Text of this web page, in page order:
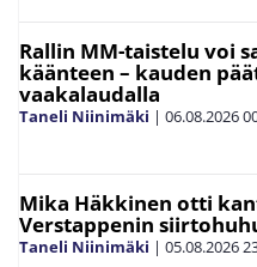
Rallin MM-taistelu voi
käänteen – kauden
vaakalaudalla
Taneli Niinimäki | 06.08.2026
Mika Häkkinen otti
Verstappenin
Taneli Niinimäki | 05.08.2026